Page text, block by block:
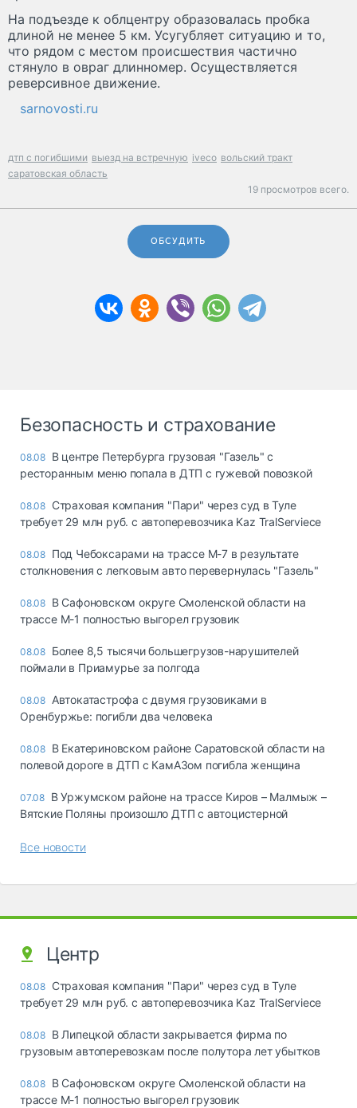
На подъезде к облцентру образовалась пробка
длиной не менее 5 км. Усугубляет ситуацию и то,
что рядом с местом происшествия частично
стянуло в овраг длинномер. Осуществляется
реверсивное движение.
sarnovosti.ru
дтп с погибшими выезд на встречную iveco вольский тракт
саратовская область
19 просмотров всего.
ОБСУДИТЬ
Безопасность и страхование
08.08 В центре Петербурга грузовая "Газель" с
ресторанным меню попала в ДТП с гужевой повозкой
08.08 Страховая компания "Пари" через суд в Туле
требует 29 млн руб. с автоперевозчика Kaz TralServiece
08.08 Под Чебоксарами на трассе М-7 в результате
столкновения с легковым авто перевернулась "Газель"
08.08 В Сафоновском округе Смоленской области на
трассе М-1 полностью выгорел грузовик
08.08 Более 8,5 тысячи большегрузов-нарушителей
поймали в Приамурье за полгода
08.08 Автокатастрофа с двумя грузовиками в
Оренбуржье: погибли два человека
08.08 В Екатериновском районе Саратовской области на
полевой дороге в ДТП с КамАЗом погибла женщина
07.08 В Уржумском районе на трассе Киров – Малмыж –
Вятские Поляны произошло ДТП с автоцистерной
Все новости
Центр
08.08 Страховая компания "Пари" через суд в Туле
требует 29 млн руб. с автоперевозчика Kaz TralServiece
08.08 В Липецкой области закрывается фирма по
грузовым автоперевозкам после полутора лет убытков
08.08 В Сафоновском округе Смоленской области на
трассе М-1 полностью выгорел грузовик